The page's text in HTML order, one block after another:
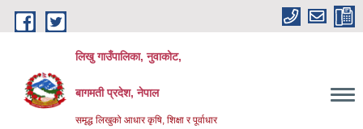
Skip to main content
लिखु गाउँपालिका, नुवाकोट,
बागमती प्रदेश, नेपाल
समृद्ध लिखुको आधार कृषि, शिक्षा र पूर्वाधार